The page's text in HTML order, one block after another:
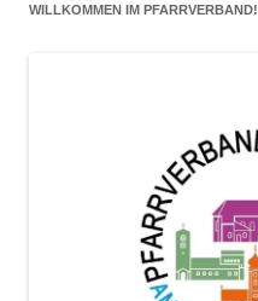
WILLKOMMEN IM PFARRVERBAND!